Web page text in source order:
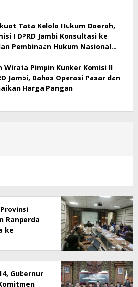
Tata Kelola Hukum Daerah,
I DPRD Jambi Konsultasi ke
Pembinaan Hukum Nasional
Wirata Pimpin Kunker Komisi II
Jambi, Bahas Operasi Pasar dan
Harga Pangan
Provinsi
Ranperda
ke
Gubernur